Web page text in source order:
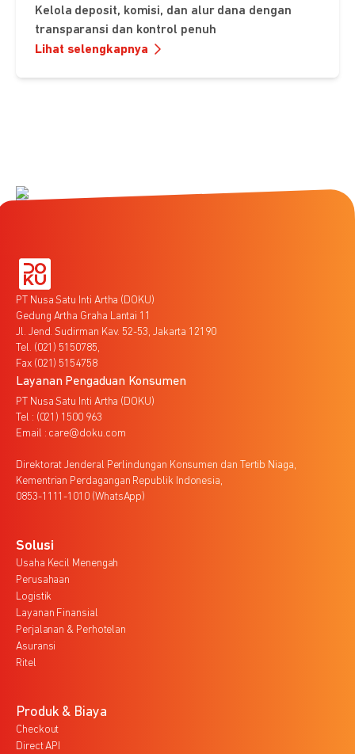
Kelola deposit, komisi, dan alur dana dengan
transparansi dan kontrol penuh
Lihat selengkapnya
PT Nusa Satu Inti Artha (DOKU)
Gedung Artha Graha Lantai 11
Jl. Jend. Sudirman Kav. 52-53, Jakarta 12190
Tel. (021) 5150785,
Fax (021) 5154758
Layanan Pengaduan Konsumen
PT Nusa Satu Inti Artha (DOKU)
Tel : (021) 1500 963
Email : care@doku.com
Direktorat Jenderal Perlindungan Konsumen dan Tertib Niaga,
Kementrian Perdagangan Republik Indonesia,
0853-1111-1010 (WhatsApp)
Solusi
Usaha Kecil Menengah
Perusahaan
Logistik
Layanan Finansial
Perjalanan & Perhotelan
Asuransi
Ritel
Produk & Biaya
Checkout
Direct API